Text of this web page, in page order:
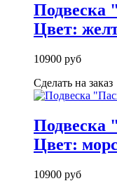
Подвеска
Цвет:
10900 руб
Сделать на заказ
Подвеска
Цвет:
10900 руб